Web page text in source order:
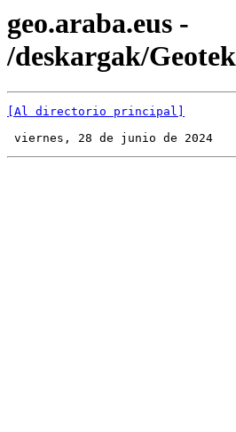
geo.araba.eus -
/deskargak/
[Al directorio principal]
viernes, 28 de junio de 2024